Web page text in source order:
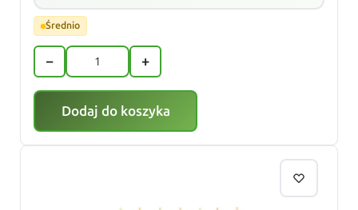
Średnio
− +
Dodaj do koszyka